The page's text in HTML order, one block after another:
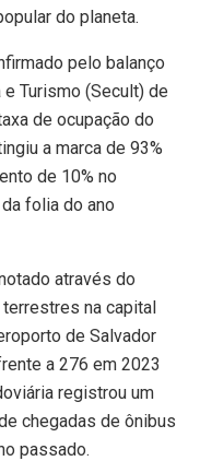
do planeta.
pelo balanço
Turismo (Secult) de
de ocupação do
a marca de 93%
de 10% no
folia do ano
através do
na capital
de Salvador
a 276 em 2023
registrou um
chegadas de ônibus
passado.